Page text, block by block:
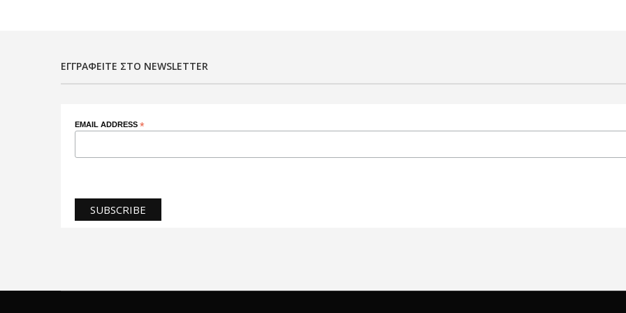
ΕΓΓΡΑΦΕΊΤΕ ΣΤΟ NEWSLETTER
EMAIL ADDRESS *